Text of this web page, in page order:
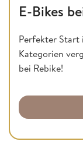
E-Bikes
Perfekter Start
Kategorien
bei Rebike!